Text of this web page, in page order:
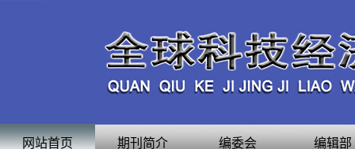
网站首页 期刊简介 编委会 编辑部